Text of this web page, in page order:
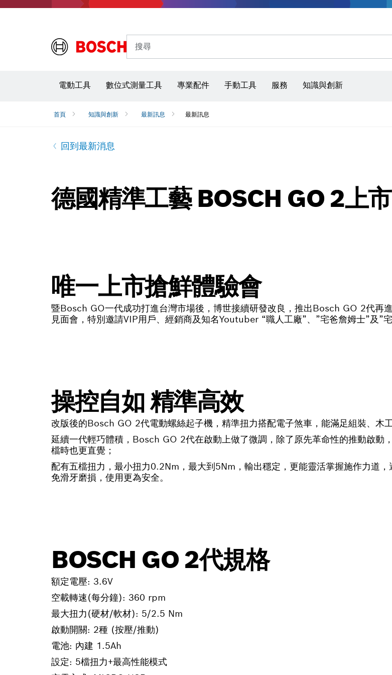
搜尋
電動工具 數位式測量工具 專業配件 手動工具 服務 知識與創新
首頁 知識與創新 最新訊息 最新訊息
回到最新消息
德國精準工藝 BOSCH GO 2上
唯一上市搶鮮體驗會
暨Bosch GO一代成功打進台灣市場後，博世接續研發改良，推出Bosch GO 2代再
見面會，特別邀請VIP用戶、經銷商及知名Youtuber “職人工廠”、”宅爸詹姆士”及”
操控自如 精準高效
改版後的Bosch GO 2代電動螺絲起子機，精準扭力搭配電子煞車，能滿足組裝、木
延續一代輕巧體積，Bosch GO 2代在啟動上做了微調，除了原先革命性的推動啟動
檔時也更直覺；
配有五檔扭力，最小扭力0.2Nm，最大到5Nm，輸出穩定，更能靈活掌握施作力道
免滑牙磨損，使用更為安全。
BOSCH GO 2代規格
額定電壓: 3.6V
空載轉速(每分鐘): 360 rpm
最大扭力(硬材/軟材): 5/2.5 Nm
啟動開關: 2種 (按壓/推動)
電池: 內建 1.5Ah
設定: 5檔扭力+最高性能模式